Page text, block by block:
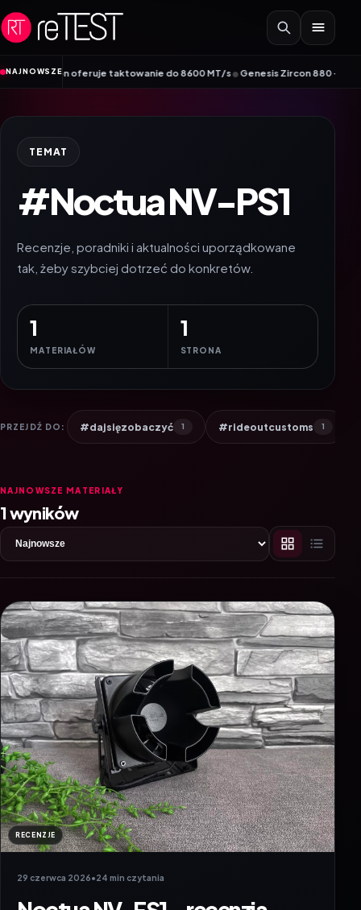
Przejdź do treści
NAJNOWSZE
Edition oferuje taktowanie do 8600 MT/s•Genesis Zircon 880 – nowy
TEMAT
#Noctua NV-PS1
Recenzje, poradniki i aktualności uporządkowane
tak, żeby szybciej dotrzeć do konkretów.
1
MATERIAŁÓW
1
STRONA
PRZEJDŹ DO: #dajsięzobaczyć 1 #rideoutcustoms 1
NAJNOWSZE MATERIAŁY
1 wyników
RECENZJE
29 czerwca 2026•24 min czytania